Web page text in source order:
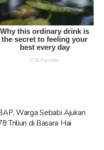
Warga Sebabi Ajukan
Triliun di Basara Hai